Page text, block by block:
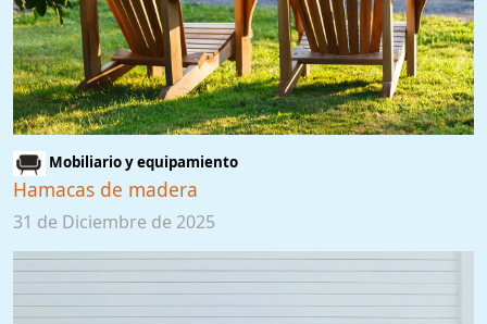
Mobiliario y equipamiento
Hamacas de madera
31 de Diciembre de 2025